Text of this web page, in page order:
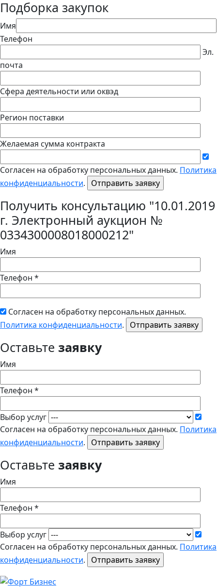
Подборка закупок
Имя
Телефон
Эл.
почта
Сфера деятельности или оквэд
Регион поставки
Желаемая сумма контракта
Согласен на обработку персональных данных. Политика
конфиденциальности.
Получить консультацию "10.01.2019
г. Электронный аукцион №
0334300008018000212"
Имя
Телефон *
Согласен на обработку персональных данных.
Политика конфиденциальности.
Оставьте заявку
Имя
Телефон *
Выбор услуг
Согласен на обработку персональных данных. Политика
конфиденциальности.
Оставьте заявку
Имя
Телефон *
Выбор услуг
Согласен на обработку персональных данных. Политика
конфиденциальности.